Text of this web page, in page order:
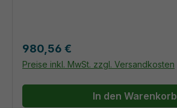
Regulärer Preis:
980,56 €
Preise inkl. MwSt. zzgl. Versandkosten
In den Warenkorb